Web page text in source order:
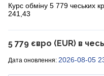
Курс обміну 5 779 чеських
241,43
5 779 євро (EUR) в
Дата оновлення: 2026-08-05